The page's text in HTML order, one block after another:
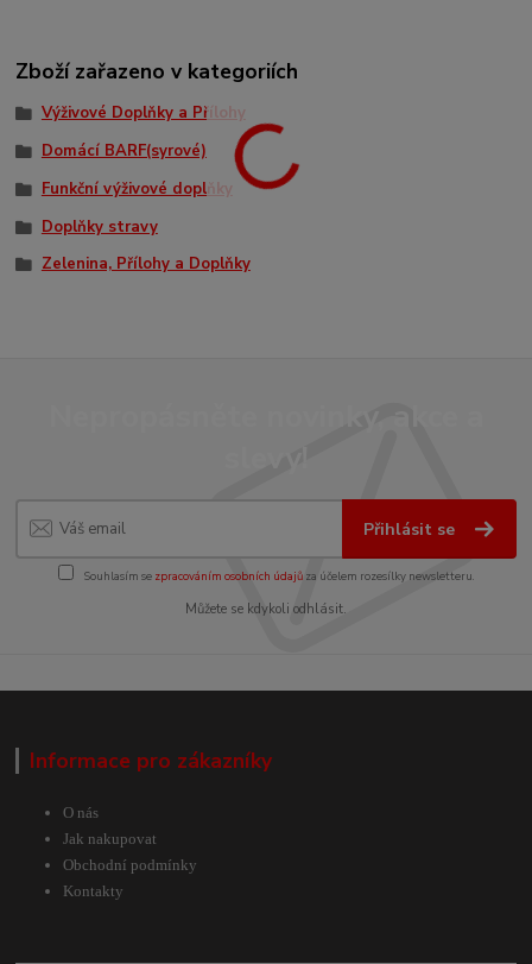
Zboží zařazeno v kategoriích
Výživové Doplňky a Přílohy
Domácí BARF(syrové)
Funkční výživové doplňky
Doplňky stravy
Zelenina, Přílohy a Doplňky
Přihlásit se
Souhlasím se zpracováním osobních údajůza účelem rozesílky newsletteru.
Můžete se kdykoli odhlásit.
Informace pro zákazníky
O nás
Jak nakupovat
Obchodní podmínky
Kontakty